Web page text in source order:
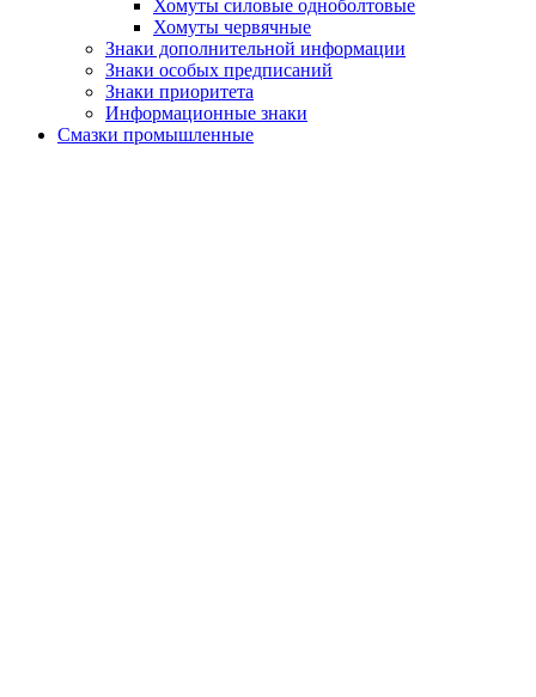
Хомуты силовые одноболтовые
Хомуты червячные
Знаки дополнительной информации
Знаки особых предписаний
Знаки приоритета
Информационные знаки
Смазки промышленные